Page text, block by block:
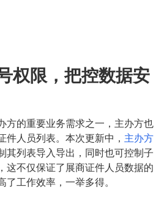
权限，把控数据安
方的重要业务需求之一，主办方也
件人员列表。本次更新中， 主办方
其列表导入导出，同时也可控制子
这不仅保证了展商证件人员数据的
工作效率，一举多得。